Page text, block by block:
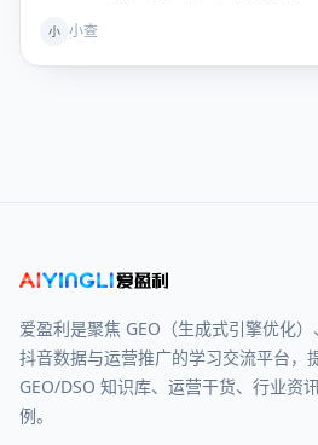
小 小查
爱盈利是聚焦 GEO（生成式引擎优化）
抖音数据与运营推广的学习交流平台，
GEO/DSO 知识库、运营干货、行业资
例。